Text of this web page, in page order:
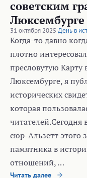
советским
Люксембурге
31 октября 2025·День в
Когда-то давно
плотно
пресловутую Карту
Люксембурге, я
исторических
которая
сюр-Альзетт этого
памятника в
отношений, …
Читать далее